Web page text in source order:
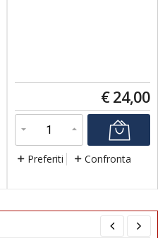
€ 24,00
Preferiti Confronta